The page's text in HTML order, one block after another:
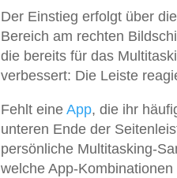
Der Einstieg erfolgt über
Bereich am rechten
die bereits für das
verbessert: Die Leiste
Fehlt eine App, die ihr
unteren Ende der
persönliche Multitasking-
welche App-